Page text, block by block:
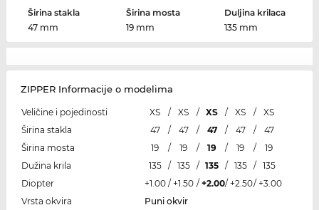
Širina stakla
47 mm
Širina mosta
19 mm
Duljina krilaca
135 mm
ZIPPER Informacije o modelima
Veličine i pojedinosti XS / XS / XS / XS /
XS
Širina stakla
47 / 47 / 47 / 47 /
47
Širina mosta
19 / 19 / 19 / 19 /
19
Dužina krila
135 / 135 / 135 / 135 /
135
Diopter
+1.00 / +1.50 / +2.00/ +2.50/ +3.00
Vrsta okvira
Puni okvir